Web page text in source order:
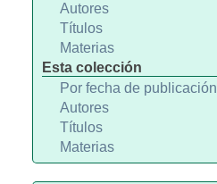
Autores
Títulos
Materias
Esta colección
Por fecha de publicación
Autores
Títulos
Materias